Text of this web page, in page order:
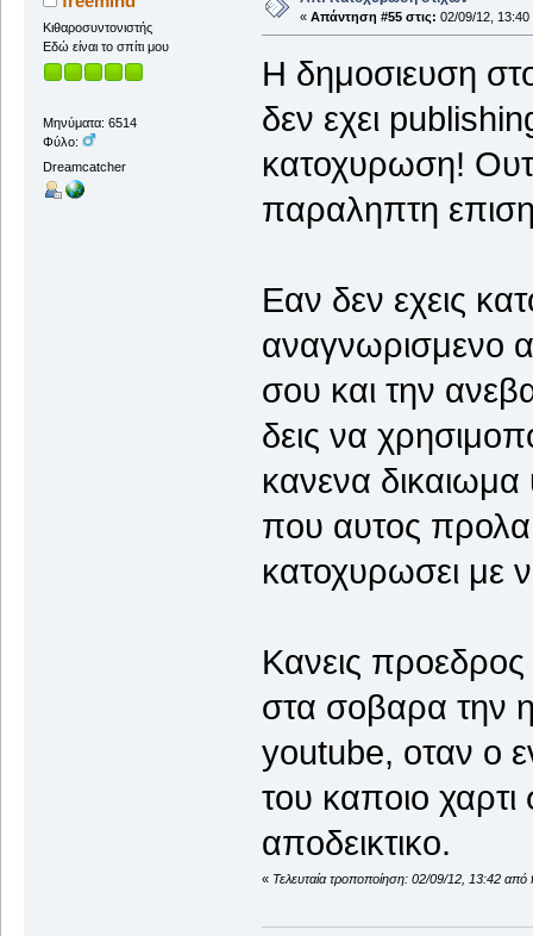
Κιθαροσυντονιστής
Εδώ είναι το σπίτι μου
Μηνύματα: 6514
Φύλο:
Dreamcatcher
« Απάντηση #55 στις: 02/09/12, 13:40
Η δημοσιευση
δεν εχει
κατοχυρωση!
παραληπτη
Εαν δεν εχεις
αναγνωρισμενο
σου και την
δεις να
κανενα
που αυτος
κατοχυρωσει με
Κανεις προεδρος
στα σοβαρα την
youtube, οταν ο
του καποιο
αποδεικτικο.
« Τελευταία τροποποίηση: 02/09/12, 13:42 από